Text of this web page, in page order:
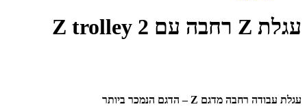
עגלת Z רחבה עם 2 Z trolley
עגלת עבודה רחבה מדגם Z – הדגם הנמכר ביותר